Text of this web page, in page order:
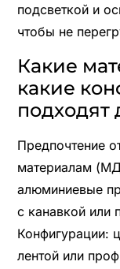
подсветкой и
чтобы не
Какие
какие
подходят
Предпочтение
материалам
алюминиевые
с канавкой или
Конфигурации:
лентой или